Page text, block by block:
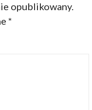
opublikowany.
*